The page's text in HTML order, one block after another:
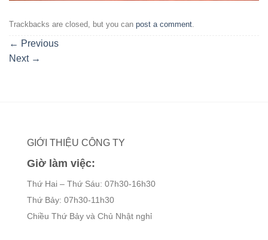
Trackbacks are closed, but you can post a comment.
← Previous
Next →
GIỚI THIỆU CÔNG TY
Giờ làm việc:
Thứ Hai – Thứ Sáu: 07h30-16h30
Thứ Bảy: 07h30-11h30
Chiều Thứ Bảy và Chủ Nhật nghỉ